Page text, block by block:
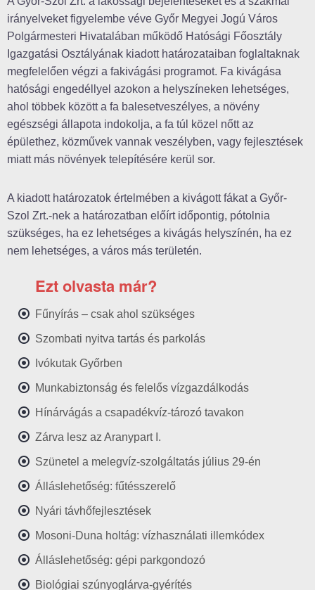
irányelveket figyelembe véve Győr Megyei Jogú Város
Polgármesteri Hivatalában működő Hatósági Főosztály
Igazgatási Osztályának kiadott határozataiban foglaltaknak
megfelelően végzi a fakivágási programot. Fa kivágása
hatósági engedéllyel azokon a helyszíneken lehetséges,
ahol többek között a fa balesetveszélyes, a növény
egészségi állapota indokolja, a fa túl közel nőtt az
épülethez, közművek vannak veszélyben, vagy fejlesztések
miatt más növények telepítésére kerül sor.
A kiadott határozatok értelmében a kivágott fákat a Győr-
Szol Zrt.-nek a határozatban előírt időpontig, pótolnia
szükséges, ha ez lehetséges a kivágás helyszínén, ha ez
nem lehetséges, a város más területén.
Ezt olvasta már?
Fűnyírás – csak ahol szükséges
Szombati nyitva tartás és parkolás
Ivókutak Győrben
Munkabiztonság és felelős vízgazdálkodás
Hínárvágás a csapadékvíz-tározó tavakon
Zárva lesz az Aranypart I.
Szünetel a melegvíz-szolgáltatás július 29-én
Álláslehetőség: fűtésszerelő
Nyári távhőfejlesztések
Mosoni-Duna holtág: vízhasználati illemkódex
Álláslehetőség: gépi parkgondozó
Biológiai szúnyoglárva-gyérítés